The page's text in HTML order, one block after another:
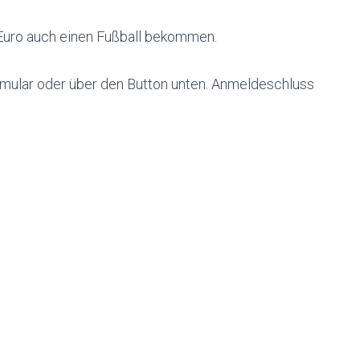
auch einen Fußball bekommen.
oder über den Button unten. Anmeldeschluss